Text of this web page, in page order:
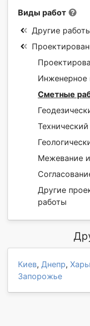
Виды работ
Другие
Инженерное
Сметные
Межевание
Другие
работы
Киев, Днепр,
Запорожье